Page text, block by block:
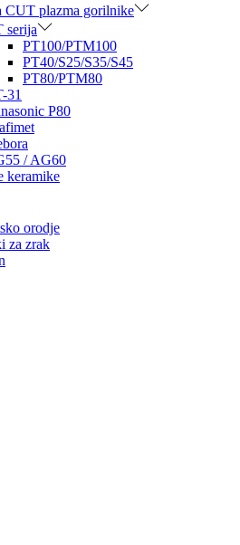
CUT plazma gorilnike
serija
PT100/PTM100
PT40/S25/S35/S45
PT80/PTM80
31
P80
/ AG60
keramike
orodje
za zrak